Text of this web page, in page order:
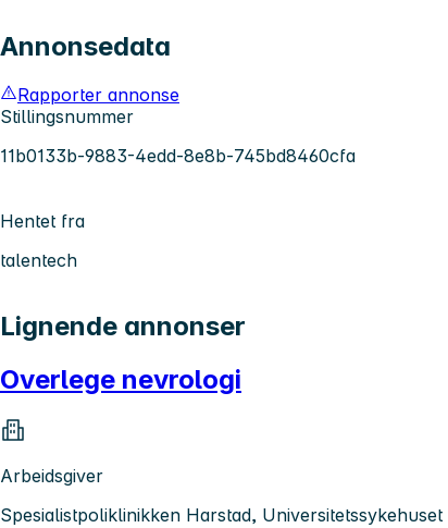
Annonsedata
Rapporter annonse
Stillingsnummer
11b0133b-9883-4edd-8e8b-745bd8460cfa
Hentet fra
talentech
Lignende annonser
Overlege nevrologi
Arbeidsgiver
Spesialistpoliklinikken Harstad,